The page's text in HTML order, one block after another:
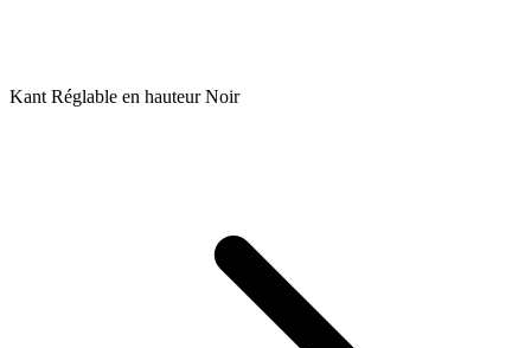
Kant Réglable en hauteur Noir